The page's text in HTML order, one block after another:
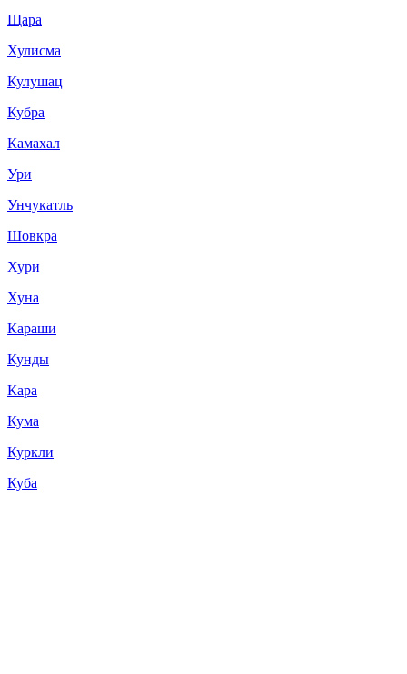
Щара
Хулисма
Кулушац
Кубра
Камахал
Ури
Унчукатль
Шовкра
Хури
Хуна
Караши
Кунды
Кара
Кума
Куркли
Куба